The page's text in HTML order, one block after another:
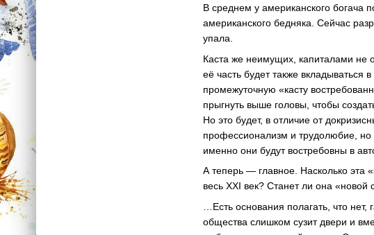
В среднем у американского богача
американского бедняка. Сейчас
упала.
Каста же неимущих, капиталами не
её часть будет также
промежуточную «касту
прыгнуть выше головы, чтобы
Но это будет, в отличие от
профессионализм и трудолюбие, но
именно они будут востребовны в
А теперь — главное. Насколько эта
весь XXI век? Станет ли она
…Есть основания полагать, что
общества слишком сузит двери и